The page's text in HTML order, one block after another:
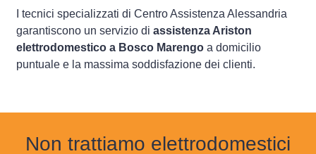
I tecnici specializzati di Centro Assistenza Alessandria
garantiscono un servizio di assistenza Ariston
elettrodomestico a Bosco Marengo a domicilio
puntuale e la massima soddisfazione dei clienti.
Non trattiamo elettrodomestici